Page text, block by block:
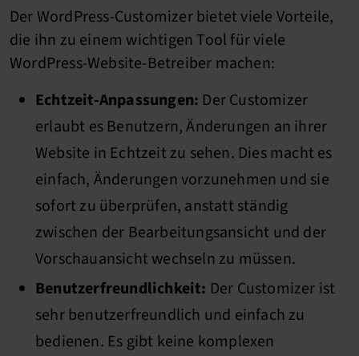
Der WordPress-Customizer bietet viele Vorteile,
die ihn zu einem wichtigen Tool für viele
WordPress-Website-Betreiber machen:
Echtzeit-Anpassungen: Der Customizer
erlaubt es Benutzern, Änderungen an ihrer
Website in Echtzeit zu sehen. Dies macht es
einfach, Änderungen vorzunehmen und sie
sofort zu überprüfen, anstatt ständig
zwischen der Bearbeitungsansicht und der
Vorschauansicht wechseln zu müssen.
Benutzerfreundlichkeit: Der Customizer ist
sehr benutzerfreundlich und einfach zu
bedienen. Es gibt keine komplexen